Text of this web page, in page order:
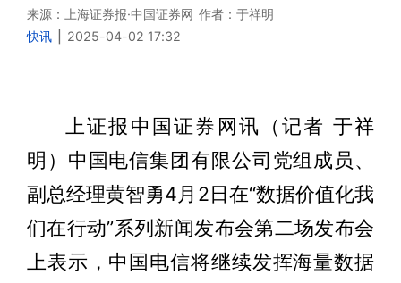
来源：上海证券报·中国证券网 作者：于祥明
快讯
2025-04-02 17:32
上证报中国证券网讯（记者 于祥
明）中国电信集团有限公司党组成员、
副总经理黄智勇4月2日在“数据价值化我
们在行动”系列新闻发布会第二场发布会
上表示，中国电信将继续发挥海量数据